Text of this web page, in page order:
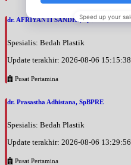
dr. AFRIYANTI SANDHI, SpBPRE
Spesialis: Bedah Plastik
Update terakhir: 2026-08-06 15:15:38
Pusat Pertamina
dr. Prasastha Adhistana, SpBPRE
Spesialis: Bedah Plastik
Update terakhir: 2026-08-06 13:29:56
Pusat Pertamina